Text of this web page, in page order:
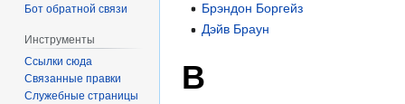
Брэндон Боргейз
Дэйв Браун
В
Бот обратной связи
Инструменты
Ссылки сюда
Связанные правки
Служебные страницы